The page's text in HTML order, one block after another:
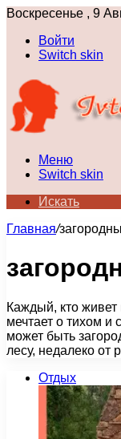
Воскресенье , 9
Войти
Switch skin
Меню
Switch skin
Искать
Главная/
Каждый, кто
мечтает о тихом и
может быть
лесу, недалеко от
Отдых